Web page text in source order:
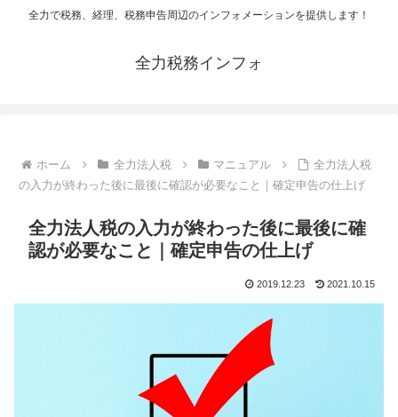
全力で税務、経理、税務申告周辺のインフォメーションを提供します！
全力税務インフォ
ホーム 全力法人税 マニュアル
全力法人税
の入力が終わった後に最後に確認が必要なこと｜確定申告の仕上げ
全力法人税の入力が終わった後に最後に確
認が必要なこと｜確定申告の仕上げ
2019.12.23 2021.10.15